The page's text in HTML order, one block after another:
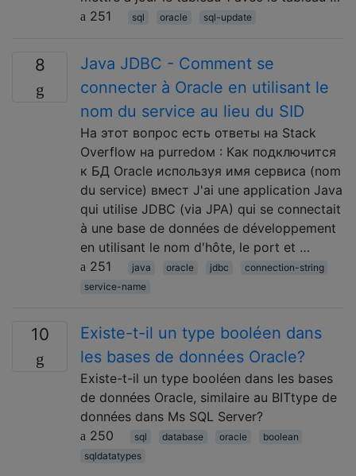
251
sql oracle sql-update
8
Java JDBC - Comment se
connecter à Oracle en utilisant le
nom du service au lieu du SID
На этот вопрос есть ответы на Stack
Overflow на рurredом : Как подключится
к БД Oracle используя имя сервиса (nom
du service) вмест J'ai une application Java
qui utilise JDBC (via JPA) qui se connectait
à une base de données de développement
en utilisant le nom d'hôte, le port et …
251
java oracle jdbc
connection-string
service-name
10
Existe-t-il un type booléen dans
les bases de données Oracle?
Existe-t-il un type booléen dans les bases
de données Oracle, similaire au BITtype de
données dans Ms SQL Server?
250
sql database oracle
boolean
sqldatatypes